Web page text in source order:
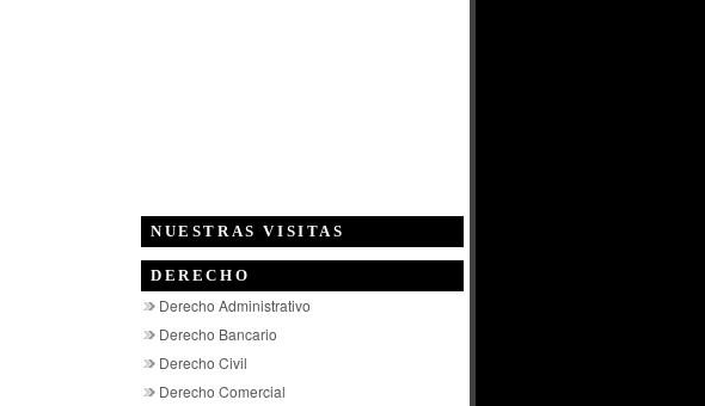
NUESTRAS VISITAS
DERECHO
Derecho Administrativo
Derecho Bancario
Derecho Civil
Derecho Comercial